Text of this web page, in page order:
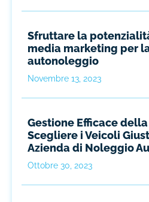
Sfruttare la
media marketing per
autonoleggio
Novembre 13, 2023
Gestione Efficace
Scegliere i Veicoli
Azienda di Noleggio
Ottobre 30, 2023